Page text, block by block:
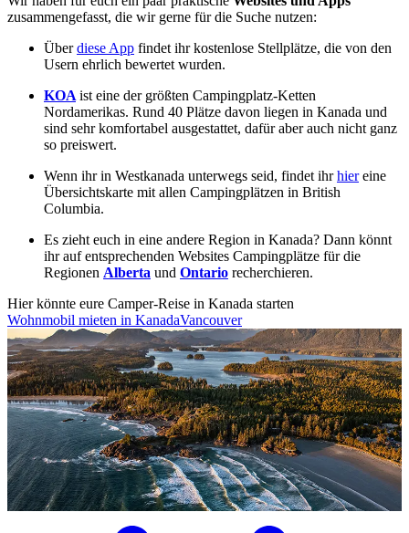
zusammengefasst, die wir gerne für die Suche nutzen:
Überdiese App findet ihr kostenlose Stellplätze, die von den
Usern ehrlich bewertet wurden.
KOA ist eine der größten Campingplatz-Ketten
Nordamerikas. Rund 40 Plätze davon liegen in Kanada und
sind sehr komfortabel ausgestattet, dafür aber auch nicht ganz
so preiswert.
Wenn ihr in Westkanada unterwegs seid, findet ihrhiereine
Übersichtskarte mit allen Campingplätzen in British
Columbia.
Es zieht euch in eine andere Region in Kanada? Dann könnt
ihr auf entsprechenden Websites Campingplätze für die
Regionen Alberta und Ontario recherchieren.
Hier könnte eure Camper-Reise in Kanada starten
Wohnmobil mieten in KanadaVancouver